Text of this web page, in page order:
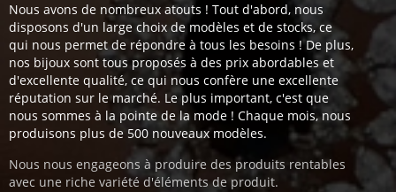
Nous avons de nombreux atouts ! Tout d'abord, nous
disposons d'un large choix de modèles et de stocks, ce
qui nous permet de répondre à tous les besoins ! De plus,
nos bijoux sont tous proposés à des prix abordables et
d'excellente qualité, ce qui nous confère une excellente
réputation sur le marché. Le plus important, c'est que
nous sommes à la pointe de la mode ! Chaque mois, nous
produisons plus de 500 nouveaux modèles.
Nous nous engageons à produire des produits rentables
avec une riche variété d'éléments de produit.